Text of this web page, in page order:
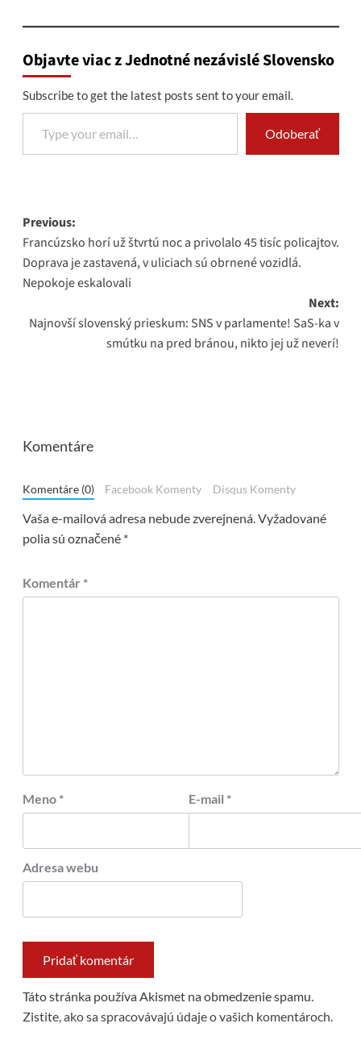
Objavte viac z Jednotné nezávislé Slovensko
Subscribe to get the latest posts sent to your email.
Type your email…
Odoberať
Post
navigation
Previous:
Francúzsko horí už štvrtú noc a privolalo 45 tisíc policajtov.
Doprava je zastavená, v uliciach sú obrnené vozidlá.
Nepokoje eskalovali
Next:
Najnovší slovenský prieskum: SNS v parlamente! SaS-ka v
smútku na pred bránou, nikto jej už neverí!
Komentáre
Komentáre (0) Facebook Komenty Disqus Komenty
Vaša e-mailová adresa nebude zverejnená.Vyžadované
polia sú označené *
Komentár *
Meno * E-mail *
Adresa webu
Táto stránka používa Akismet na obmedzenie spamu.
Zistite, ako sa spracovávajú údaje o vašich komentároch.